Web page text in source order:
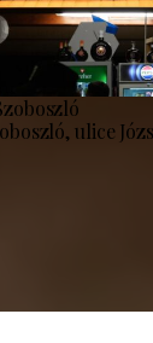
ulice